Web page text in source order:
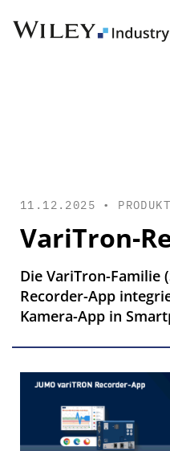
11.12.2025 •
VariTron-
Die VariTron-Familie
Recorder-App
Kamera-App in